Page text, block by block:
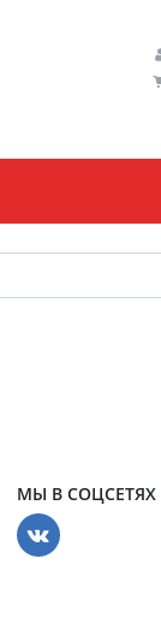
МЫ В СОЦСЕТЯХ